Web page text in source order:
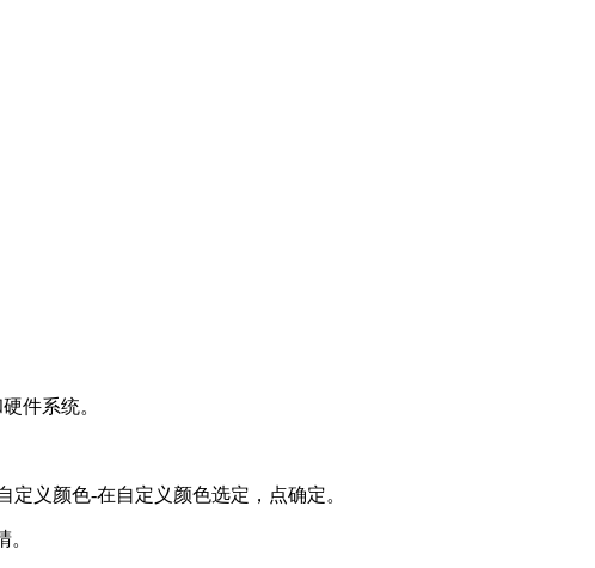
件系统。
义颜色-在自定义颜色选定，点确定。